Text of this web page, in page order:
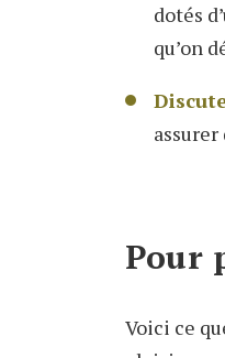
dotés
qu’on
Pour
Voici ce